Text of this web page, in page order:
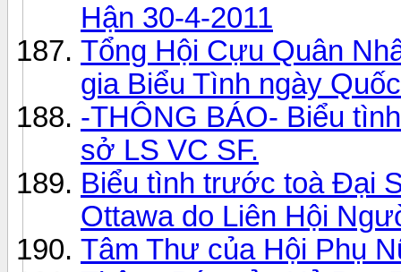
Hận 30-4-2011
Tổng Hội Cựu Quân
gia Biểu Tình ngày
-THÔNG BÁO- Biểu
sở LS VC SF.
Biểu tình trước toà Đại
Ottawa do Liên Hội
Tâm Thư của Hội Phụ